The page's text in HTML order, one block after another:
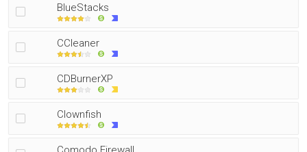
BlueStacks
CCleaner
CDBurnerXP
Clownfish